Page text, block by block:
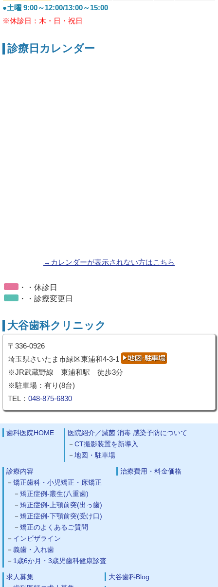
●土曜 9:00～12:00/13:00～15:00
※休診日：木・日・祝日
診療日カレンダー
→カレンダーが表示されない方はこちら
・・休診日
・・診療変更日
大谷歯科クリニック
〒336-0926
埼玉県さいたま市緑区東浦和4-3-1
※JR武蔵野線 東浦和駅 徒歩3分
※駐車場：有り(8台)
TEL： 048-875-6830
歯科医院HOME
医院紹介／滅菌 消毒 感染予防について
CT撮影装置を新導入
地図・駐車場
診療内容
矯正歯科・小児矯正・床矯正
矯正症例-叢生(八重歯)
矯正症例-上顎前突(出っ歯)
矯正症例-下顎前突(受け口)
矯正のよくあるご質問
インビザライン
義歯・入れ歯
1歳6か月・3歳児歯科健康診査
治療費用・料金価格
求人募集
大谷歯科Blog